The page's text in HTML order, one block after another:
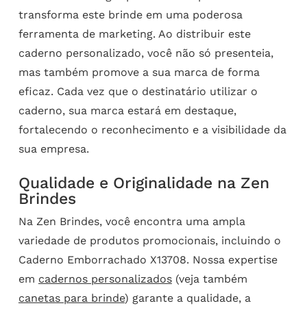
transforma este brinde em uma poderosa
ferramenta de marketing. Ao distribuir este
caderno personalizado, você não só presenteia,
mas também promove a sua marca de forma
eficaz. Cada vez que o destinatário utilizar o
caderno, sua marca estará em destaque,
fortalecendo o reconhecimento e a visibilidade da
sua empresa.
Qualidade e Originalidade na Zen
Brindes
Na Zen Brindes, você encontra uma ampla
variedade de produtos promocionais, incluindo o
Caderno Emborrachado X13708. Nossa expertise
em cadernos personalizados(veja também
canetas para brinde) garante a qualidade, a